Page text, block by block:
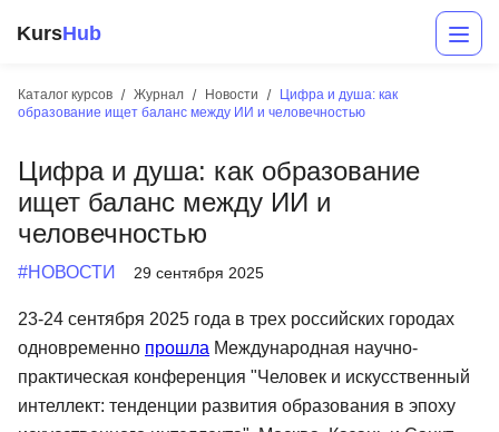
KursHub
Каталог курсов Журнал Новости
Цифра и душа: как
образование ищет баланс между ИИ и человечностью
Цифра и душа: как образование
ищет баланс между ИИ и
человечностью
#НОВОСТИ 29 сентября 2025
23-24 сентября 2025 года в трех российских городах
одновременно прошла Международная научно-
практическая конференция "Человек и искусственный
интеллект: тенденции развития образования в эпоху
Маркетинг